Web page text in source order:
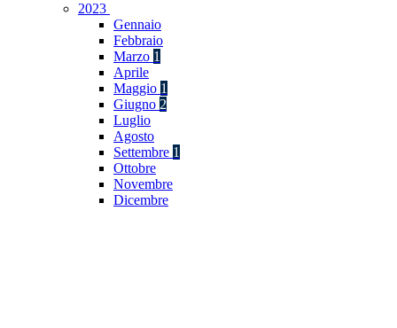
2023
Gennaio
Febbraio
Marzo 1
Aprile
Maggio 1
Giugno 2
Luglio
Agosto
Settembre 1
Ottobre
Novembre
Dicembre